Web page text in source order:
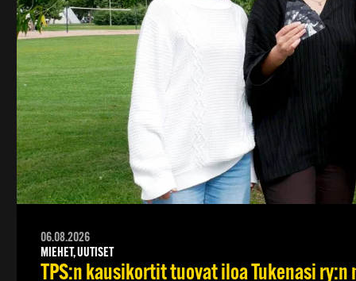
06.08.2026
MIEHET, UUTISET
TPS:n kausikortit tuovat iloa Tukenasi